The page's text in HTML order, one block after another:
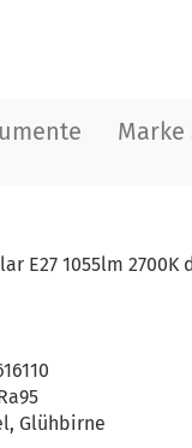
Marke
E27 1055lm
Glühbirne